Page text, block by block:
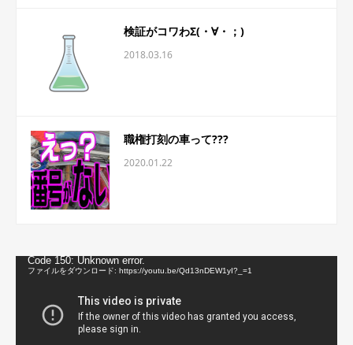
検証がコワわΣ(・∀・；)
2018.03.16
職権打刻の車って???
2020.01.22
動Code 150: Unknown error.
ファイルをダウンロード: https://youtu.be/Qd13nDEW1yI?_=1